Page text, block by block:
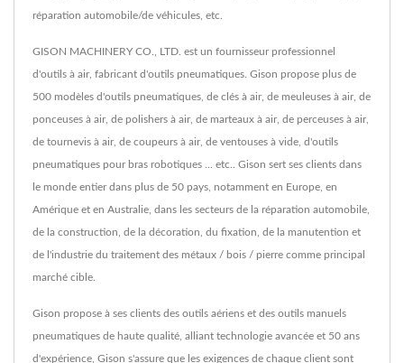
réparation automobile/de véhicules, etc.
GISON MACHINERY CO., LTD. est un fournisseur professionnel
d'outils à air, fabricant d'outils pneumatiques. Gison propose plus de
500 modèles d'outils pneumatiques, de clés à air, de meuleuses à air, de
ponceuses à air, de polishers à air, de marteaux à air, de perceuses à air,
de tournevis à air, de coupeurs à air, de ventouses à vide, d'outils
pneumatiques pour bras robotiques ... etc.. Gison sert ses clients dans
le monde entier dans plus de 50 pays, notamment en Europe, en
Amérique et en Australie, dans les secteurs de la réparation automobile,
de la construction, de la décoration, du fixation, de la manutention et
de l'industrie du traitement des métaux / bois / pierre comme principal
marché cible.
Gison propose à ses clients des outils aériens et des outils manuels
pneumatiques de haute qualité, alliant technologie avancée et 50 ans
d'expérience, Gison s'assure que les exigences de chaque client sont